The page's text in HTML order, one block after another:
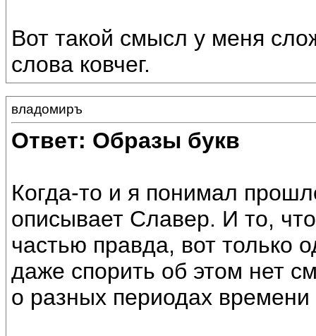
Вот такой смысл у меня
слова ковчег.
владомиръ
Ответ: Образы букв
Когда-то и я понимал
описывает Славер. И то,
частью правда, вот только
даже спорить об этом нет
о разных периодах